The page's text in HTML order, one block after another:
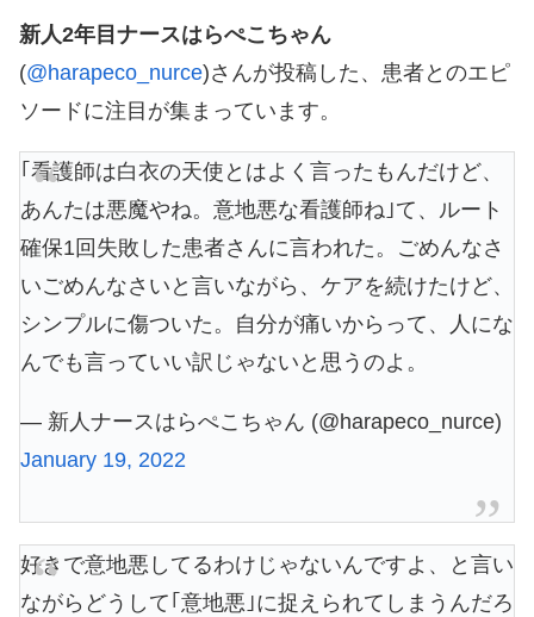
新人2年目ナースはらぺこちゃん
(@harapeco_nurce)さんが投稿した、患者とのエピ
ソードに注目が集まっています。
｢看護師は白衣の天使とはよく言ったもんだけど、
あんたは悪魔やね。意地悪な看護師ね｣て、ルート
確保1回失敗した患者さんに言われた。ごめんなさ
いごめんなさいと言いながら、ケアを続けたけど、
シンプルに傷ついた。自分が痛いからって、人にな
んでも言っていい訳じゃないと思うのよ。
— 新人ナースはらぺこちゃん (@harapeco_nurce)
January 19, 2022
好きで意地悪してるわけじゃないんですよ、と言い
ながらどうして｢意地悪｣に捉えられてしまうんだろ